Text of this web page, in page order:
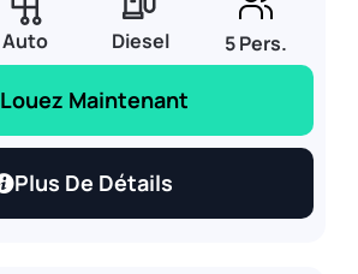
Auto Diesel 5 Pers.
Louez Maintenant
Plus De Détails